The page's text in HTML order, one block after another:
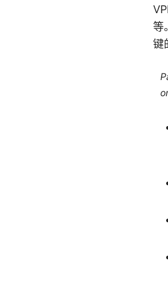
等
键